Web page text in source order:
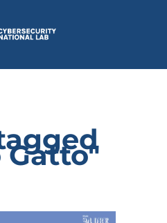
Gatto"